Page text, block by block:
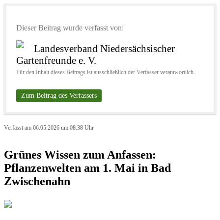
Dieser Beitrag wurde verfasst von:
Landesverband Niedersächsischer
Gartenfreunde e. V.
Für den Inhalt dieses Beitrags ist ausschließlich der Verfasser verantwortlich.
Zum Beitrag des Verfassers
Verfasst am 06.05.2026 um 08:38 Uhr
Grünes Wissen zum Anfassen:
Pflanzenwelten am 1. Mai in Bad
Zwischenahn